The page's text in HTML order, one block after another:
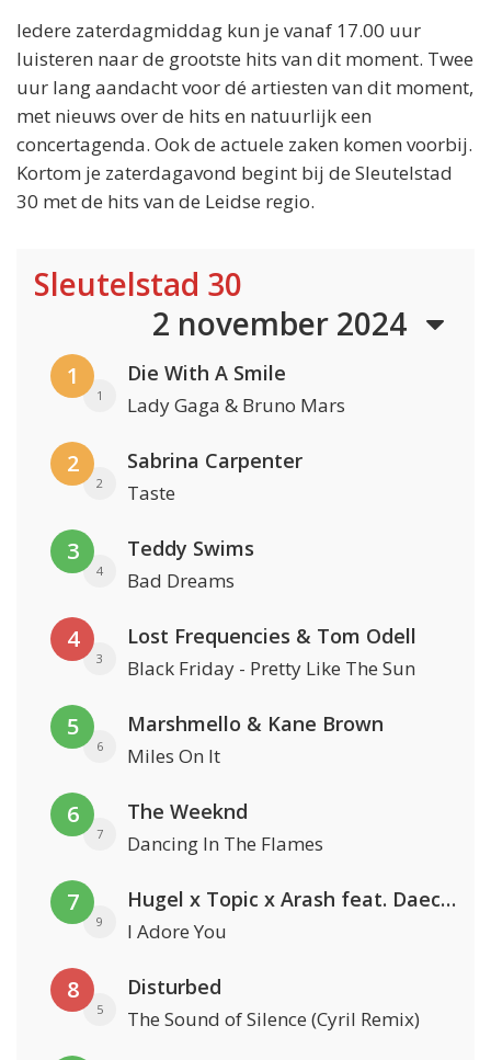
Iedere zaterdagmiddag kun je vanaf 17.00 uur
luisteren naar de grootste hits van dit moment. Twee
uur lang aandacht voor dé artiesten van dit moment,
met nieuws over de hits en natuurlijk een
concertagenda. Ook de actuele zaken komen voorbij.
Kortom je zaterdagavond begint bij de Sleutelstad
30 met de hits van de Leidse regio.
Sleutelstad 30
2 november 2024
1
1
Die With A Smile
Lady Gaga & Bruno Mars
2
2
Sabrina Carpenter
Taste
3
4
Teddy Swims
Bad Dreams
4
3
Lost Frequencies & Tom Odell
Black Friday - Pretty Like The Sun
5
6
Marshmello & Kane Brown
Miles On It
6
7
The Weeknd
Dancing In The Flames
7
9
Hugel x Topic x Arash feat. Daecolm
I Adore You
8
5
Disturbed
The Sound of Silence (Cyril Remix)